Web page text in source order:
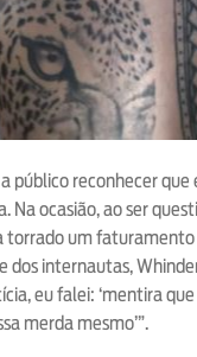
público reconhecer
Na ocasião, ao ser
torrado um
dos internautas,
eu falei: ‘mentira
merda mesmo’”.